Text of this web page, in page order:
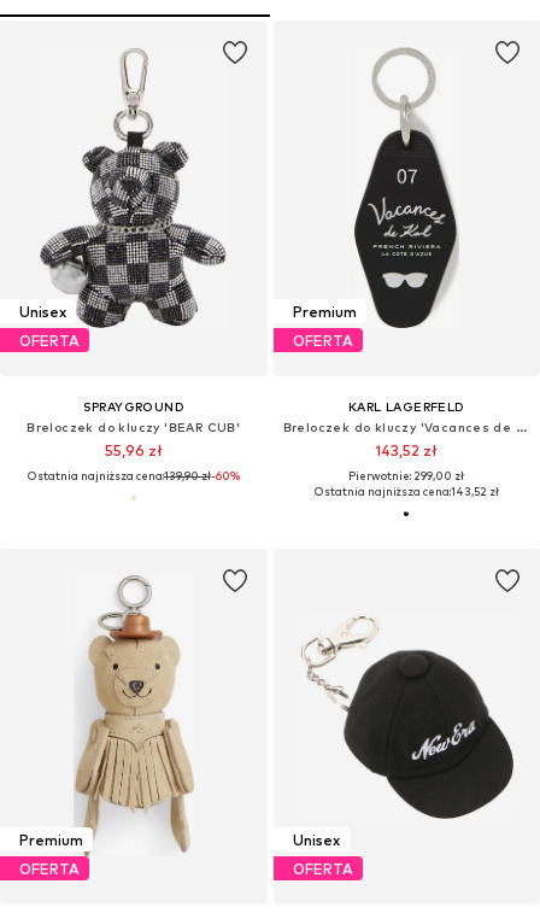
Unisex
OFERTA
SPRAYGROUND
Breloczek do kluczy 'BEAR CUB'
55,96 zł
Ostatnia najniższa cena:139,90 zł-60%
Premium
OFERTA
KARL LAGERFELD
Breloczek do kluczy 'Vacances de Karl'
143,52 zł
Pierwotnie: 299,00 zł
Ostatnia najniższa cena:143,52 zł
Premium
OFERTA
Unisex
OFERTA